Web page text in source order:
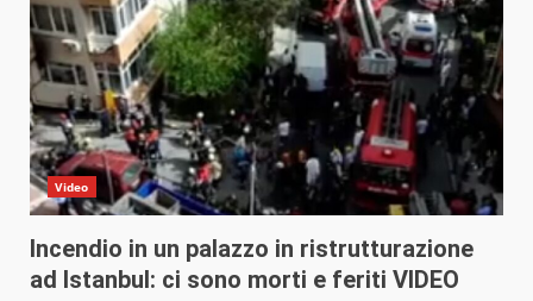
Video
Incendio in un palazzo in ristrutturazione
ad Istanbul: ci sono morti e feriti VIDEO